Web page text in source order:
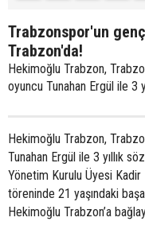
Trabzonspor'un
Trabzon'da!
Hekimoğlu Trabzon,
oyuncu Tunahan Ergül ile 3
Hekimoğlu Trabzon,
Tunahan Ergül ile 3 yıllık
Yönetim Kurulu Üyesi Kadir
töreninde 21 yaşındaki
Hekimoğlu Trabzon’a